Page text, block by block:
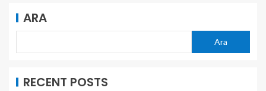
ARA
Ara
RECENT POSTS